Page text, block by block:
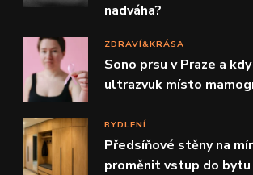
nadváha?
ZDRAVÍ&KRÁSA
Sono prsu v Praze a
ultrazvuk místo
BYDLENÍ
Předsíňové stěny na
proměnit vstup do bytu